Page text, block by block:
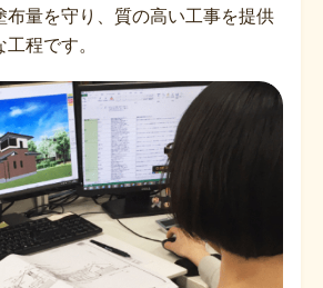
布量を守り、質の高い工事を提供
程です。